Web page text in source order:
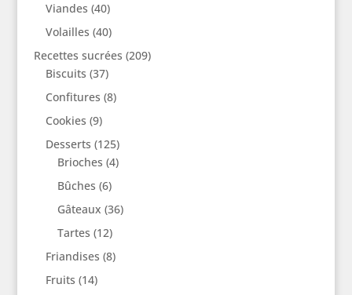
Viandes (40)
Volailles (40)
Recettes sucrées (209)
Biscuits (37)
Confitures (8)
Cookies (9)
Desserts (125)
Brioches (4)
Bûches (6)
Gâteaux (36)
Tartes (12)
Friandises (8)
Fruits (14)